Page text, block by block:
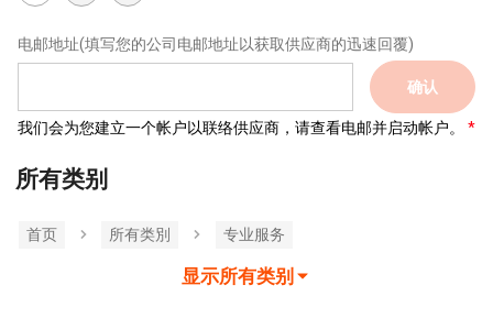
电邮地址(填写您的公司电邮地址以获取供应商的迅速回覆)
确认
我们会为您建立一个帐户以联络供应商，请查看电邮并启动帐户。
所有类别
首页 所有类別 专业服务
显示所有类别